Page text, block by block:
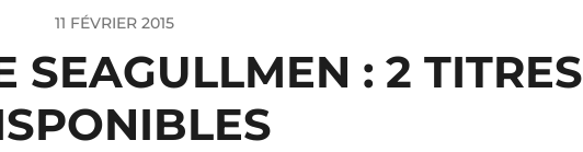
11 FÉVRIER 2015
SEAGULLMEN : 2 TITRES